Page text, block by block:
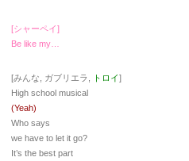
[シャーペイ]
Be like my…
[みんな, ガブリエラ, トロイ]
High school musical
(Yeah)
Who says
we have to let it go?
It’s the best part